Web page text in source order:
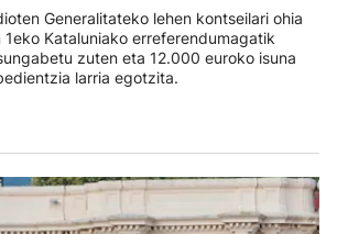
Generalitateko lehen kontseilari ohia
Kataluniako erreferendumagatik
zuten eta 12.000 euroko isuna
larria egotzita.